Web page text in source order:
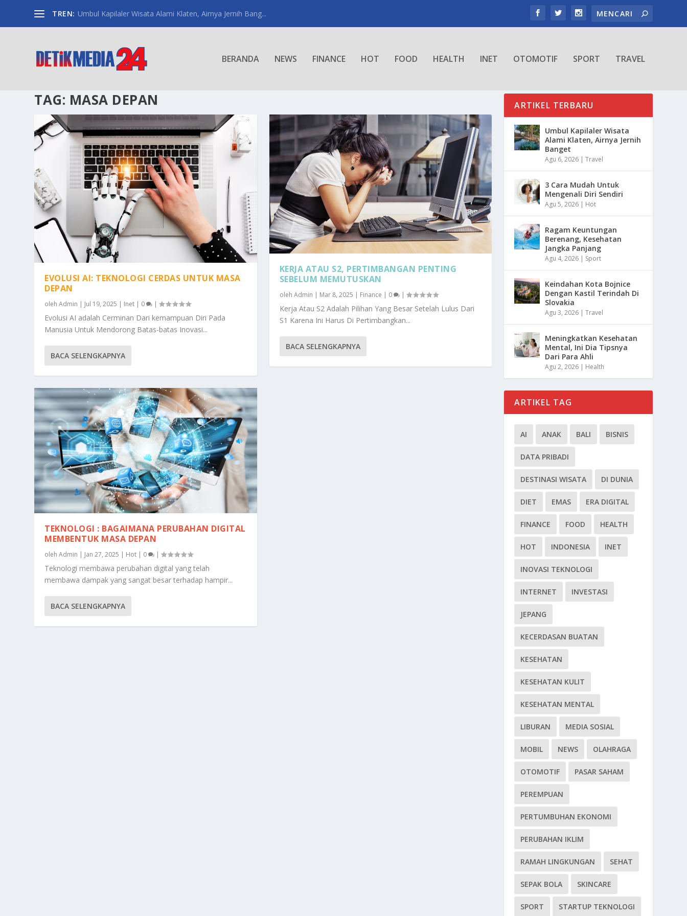
TREN: Umbul Kapilaler Wisata Alami Klaten, Airnya Jernih Bang...
BERANDA NEWS FINANCE HOT FOOD HEALTH INET OTOMOTIF SPORT TRAVEL
TAG: MASA DEPAN
EVOLUSI AI: TEKNOLOGI CERDAS UNTUK MASA
DEPAN
olehAdmin | Jul 19, 2025 | Inet | 0 |
Evolusi AI adalah Cerminan Dari kemampuan Diri Pada
Manusia Untuk Mendorong Batas-batas Inovasi...
BACA SELENGKAPNYA
TEKNOLOGI : BAGAIMANA PERUBAHAN DIGITAL
MEMBENTUK MASA DEPAN
olehAdmin | Jan 27, 2025 | Hot | 0 |
Teknologi membawa perubahan digital yang telah
membawa dampak yang sangat besar terhadap hampir...
BACA SELENGKAPNYA
KERJA ATAU S2, PERTIMBANGAN PENTING
SEBELUM MEMUTUSKAN
oleh Admin | Mar 8, 2025 | Finance | 0 |
Kerja Atau S2 Adalah Pilihan Yang Besar Setelah Lulus Dari
S1 Karena Ini Harus Di Pertimbangkan...
BACA SELENGKAPNYA
ARTIKEL TERBARU
Umbul Kapilaler Wisata
Alami Klaten, Airnya Jernih
Banget
Agu 6, 2026 |Travel
3 Cara Mudah Untuk
Mengenali Diri Sendiri
Agu 5, 2026 | Hot
Ragam Keuntungan
Berenang, Kesehatan
Jangka Panjang
Agu 4, 2026 | Sport
Keindahan Kota Bojnice
Dengan Kastil Terindah Di
Slovakia
Agu 3, 2026 |Travel
Meningkatkan Kesehatan
Mental, Ini Dia Tipsnya
Dari Para Ahli
Agu 2, 2026 | Health
ARTIKEL TAG
AI ANAK BALI BISNIS
DATA PRIBADI
DESTINASI WISATA DI DUNIA
DIET EMAS ERA DIGITAL
FINANCE FOOD HEALTH
HOT INDONESIA INET
INOVASI TEKNOLOGI
INTERNET INVESTASI
JEPANG
KECERDASAN BUATAN
KESEHATAN
KESEHATAN KULIT
KESEHATAN MENTAL
LIBURAN MEDIA SOSIAL
MOBIL NEWS OLAHRAGA
OTOMOTIF PASAR SAHAM
PEREMPUAN
PERTUMBUHAN EKONOMI
PERUBAHAN IKLIM
RAMAH LINGKUNGAN SEHAT
SEPAK BOLA SKINCARE
SPORT STARTUP TEKNOLOGI